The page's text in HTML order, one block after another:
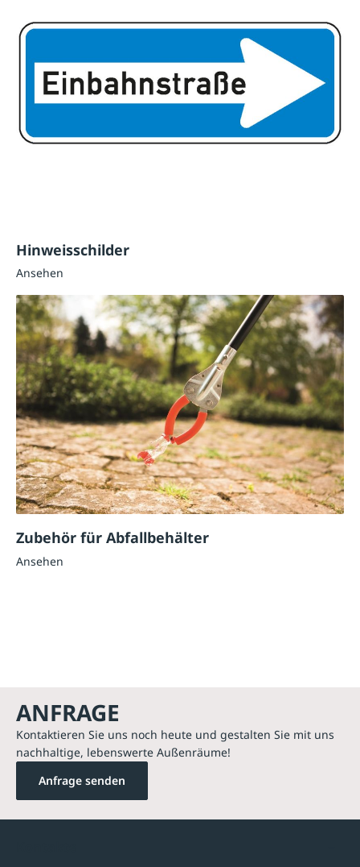
Hinweisschilder
Ansehen
Zubehör für Abfallbehälter
Ansehen
ANFRAGE
Kontaktieren Sie uns noch heute und gestalten Sie mit uns
nachhaltige, lebenswerte Außenräume!
Anfrage senden